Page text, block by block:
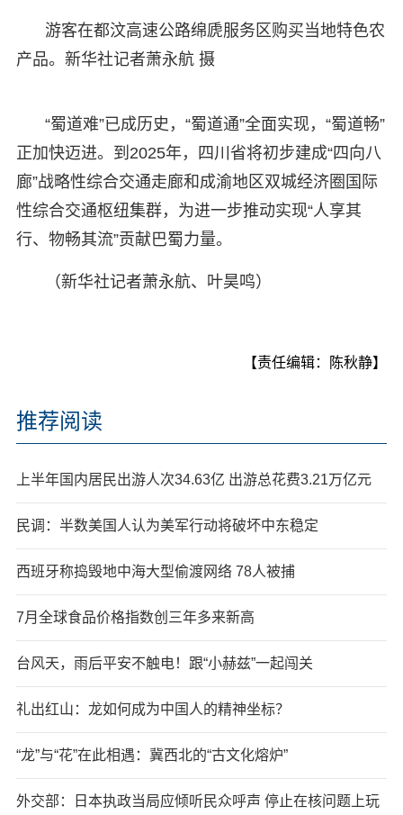
游客在都汶高速公路绵虒服务区购买当地特色农
产品。新华社记者萧永航 摄
“蜀道难”已成历史，“蜀道通”全面实现，“蜀道畅”
正加快迈进。到2025年，四川省将初步建成“四向八
廊”战略性综合交通走廊和成渝地区双城经济圈国际
性综合交通枢纽集群，为进一步推动实现“人享其
行、物畅其流”贡献巴蜀力量。
（新华社记者萧永航、叶昊鸣）
【责任编辑：陈秋静】
推荐阅读
上半年国内居民出游人次34.63亿 出游总花费3.21万亿元
民调：半数美国人认为美军行动将破坏中东稳定
西班牙称捣毁地中海大型偷渡网络 78人被捕
7月全球食品价格指数创三年多来新高
台风天，雨后平安不触电！跟“小赫兹”一起闯关
礼出红山：龙如何成为中国人的精神坐标？
“龙”与“花”在此相遇：冀西北的“古文化熔炉”
外交部：日本执政当局应倾听民众呼声 停止在核问题上玩